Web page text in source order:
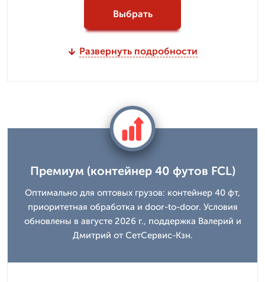
Выбрать
Развернуть подробности
Премиум (контейнер 40 футов FCL)
Оптимально для оптовых грузов: контейнер 40 фт,
приоритетная обработка и door-to-door. Условия
обновлены в августе 2026 г., поддержка Валерий и
Дмитpий от СетСервис-Кзн.